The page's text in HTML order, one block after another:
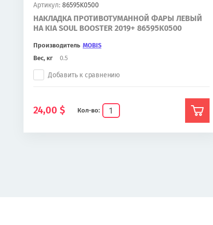
Артикул: 86595K0500
НАКЛАДКА ПРОТИВОТУМАННОЙ ФАРЫ ЛЕВЫЙ
НА KIA SOUL BOOSTER 2019+ 86595K0500
Производитель MOBIS
Вес, кг
0.5
Кол-во:
Добавить к сравнению
24,00 $